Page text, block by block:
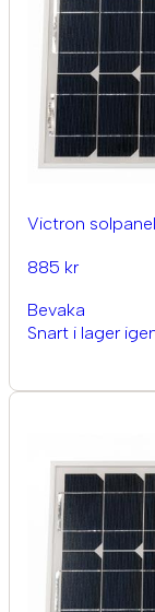
Victron
885 kr
Bevaka
Snart i lager